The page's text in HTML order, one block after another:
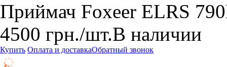
Приймач Foxeer ELRS
4500 грн./шт.В наличии
Купить Оплата и доставкаОбратный звонок